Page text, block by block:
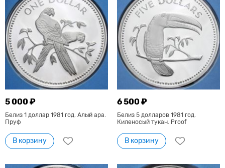
5 000 ₽
Белиз 1 доллар 1981 год. Алый ара.
Пруф
В корзину
6 500 ₽
Белиз 5 долларов 1981 год.
Киленосый тукан. Proof
В корзину